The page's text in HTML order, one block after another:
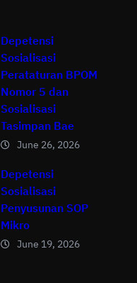
Depetensi
Sosialisasi
Perataturan BPOM
Nomor 5 dan
Sosialisasi
Tasimpan Bae
June 26, 2026
Depetensi
Sosialisasi
Penyusunan SOP
Mikro
June 19, 2026